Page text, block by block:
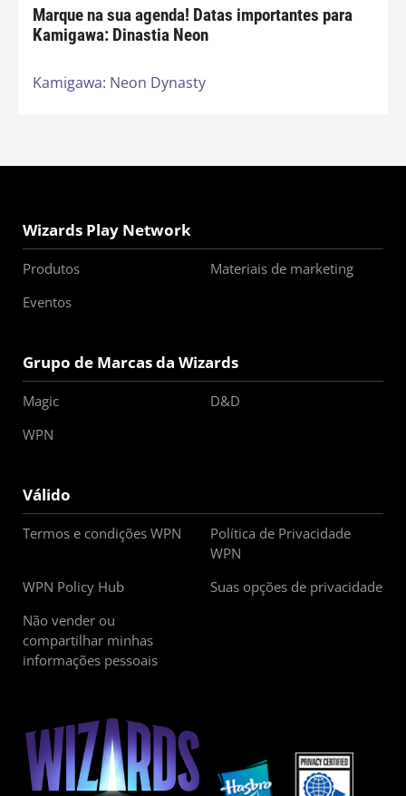
Marque na sua agenda! Datas importantes para
Kamigawa: Dinastia Neon
Kamigawa: Neon Dynasty
Wizards Play Network
Produtos
Materiais de marketing
Eventos
Grupo de Marcas da Wizards
Magic
D&D
WPN
Válido
Termos e condições WPN
Política de Privacidade
WPN
WPN Policy Hub
Suas opções de privacidade
Não vender ou
compartilhar minhas
informações pessoais